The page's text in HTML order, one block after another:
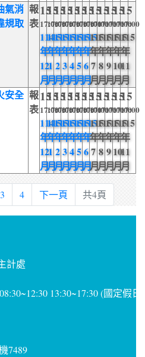
氣消
規取
報
表
15
17:00
114
年
12
月
15
17:00
115
年
1
月
15
17:00
115
年
2
月
15
17:00
115
年
3
月
15
17:00
115
年
4
月
15
17:00
115
年
5
月
15
17:00
115
年
6
月
15
17:00
115
年
7
月
15
17:00
115
年
8
月
15
17:00
115
年
9
月
15
17:00
115
年
10
月
15
17:00
115
年
11
月
安全 報
表
15
17:00
114
年
12
月
15
17:00
115
年
1
月
15
17:00
115
年
2
月
15
17:00
115
年
3
月
15
17:00
115
年
4
月
15
17:00
115
年
5
月
15
17:00
115
年
6
月
15
17:00
115
年
7
月
15
17:00
115
年
8
月
15
17:00
115
年
9
月
15
17:00
115
年
10
月
15
17:00
115
年
11
月
3 4 下一頁 共4頁
計處
13:30~17:30 (國定假日
7489